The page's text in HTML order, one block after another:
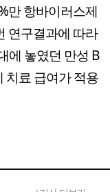
만 항바이러스제
연구결과에 따라
에 놓였던 만성 B
치료 급여가 적용